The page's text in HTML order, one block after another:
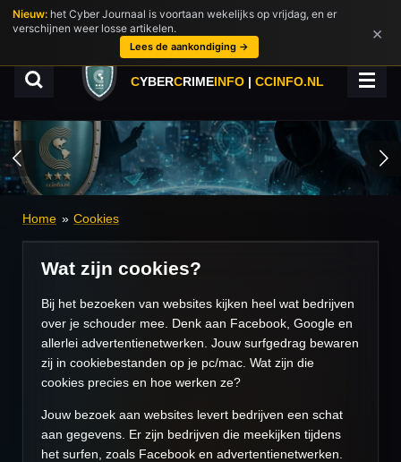
Ga
direct
hoofdinhoud
CYBERCRIMEINFO | CCINFO.NL
Home » Cookies
Wat zijn cookies?
Bij het bezoeken van websites kijken heel wat bedrijven
over je schouder mee. Denk aan Facebook, Google en
allerlei advertentienetwerken. Jouw surfgedrag bewaren
zij in cookiebestanden op je pc/mac. Wat zijn die
cookies precies en hoe werken ze?
Jouw bezoek aan websites levert bedrijven een schat
aan gegevens. Er zijn bedrijven die meekijken tijdens
het surfen, zoals Facebook en advertentienetwerken.
Nieuw: het Cyber Journaal is voortaan wekelijks op vrijdag, en er
verschijnen weer losse artikelen.
Lees de aankondiging →
×